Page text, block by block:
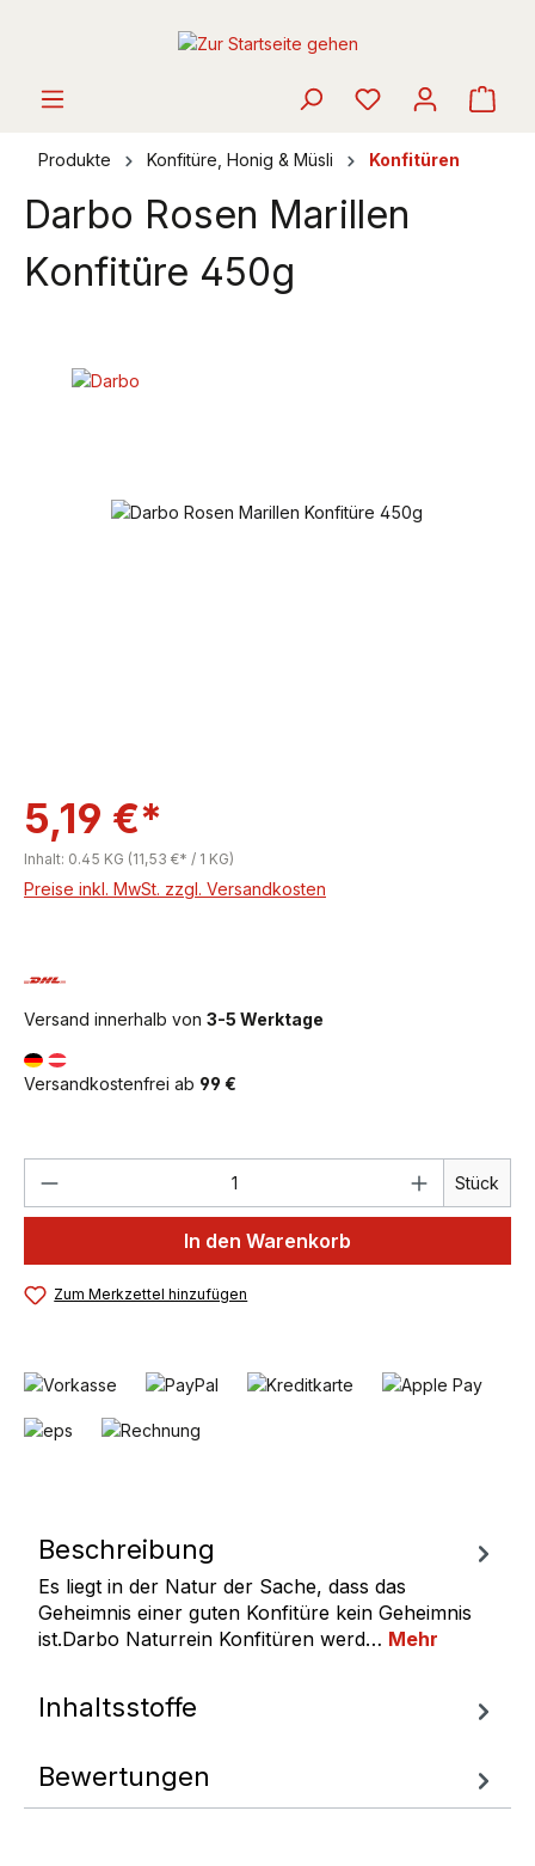
Produkte Konfitüre, Honig & Müsli Konfitüren
Darbo Rosen Marillen
Konfitüre 450g
Bildergalerie überspringen
5,19 €*
Inhalt: 0.45 KG (11,53 €* / 1 KG)
Preise inkl. MwSt. zzgl. Versandkosten
Versand innerhalb von 3-5 Werktage
Versandkostenfrei ab 99 €
Produkt Anzahl: Gib den Stück
In den Warenkorb
Zum Merkzettel hinzufügen
Beschreibung
Es liegt in der Natur der Sache, dass das
Geheimnis einer guten Konfitüre kein Geheimnis
ist.Darbo Naturrein Konfitüren werd… Mehr
Inhaltsstoffe
Bewertungen